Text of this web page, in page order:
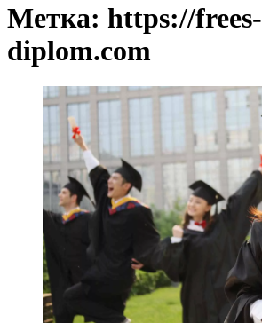
Метка: https://frees-
diplom.com